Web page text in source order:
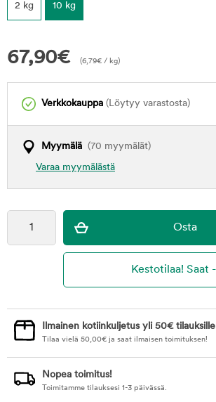
2 kg 10 kg
67,90€ (6,79€ / kg)
Verkkokauppa (Löytyy varastosta)
Myymälä (70 myymälät)
Varaa myymälästä
Ilmainen kotiinkuljetus yli 50€ tilauksille
Tilaa vielä 50,00€ ja saat ilmaisen toimituksen!
Nopea toimitus!
Toimitamme tilauksesi 1-3 päivässä.